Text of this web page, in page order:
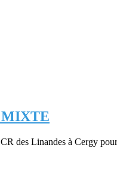
MIXTE
des Linandes à Cergy